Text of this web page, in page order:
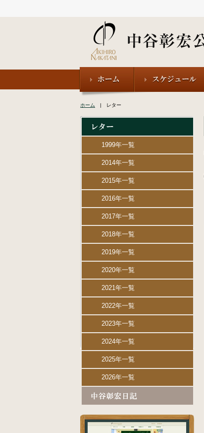
ホーム | レター
1999年一覧
2014年一覧
2015年一覧
2016年一覧
2017年一覧
2018年一覧
2019年一覧
2020年一覧
2021年一覧
2022年一覧
2023年一覧
2024年一覧
2025年一覧
2026年一覧